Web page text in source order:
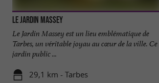
Le Jardin Massey
Le Jardin Massey est un lieu emblématique de
Tarbes, un véritable joyau au cœur de la ville. Ce
jardin public ...
29,1 km - Tarbes